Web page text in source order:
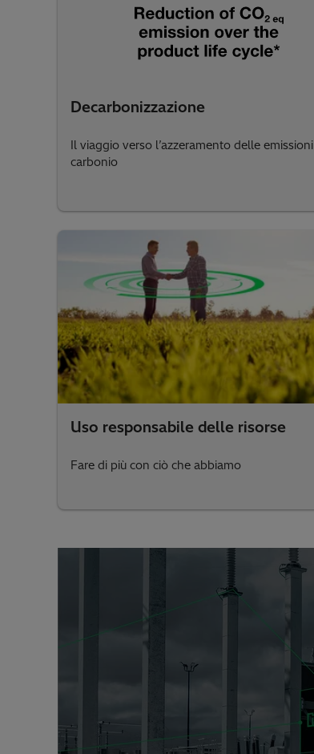
Decarbonizzazione
Il viaggio verso l’azzeramento delle
carbonio
Uso responsabile delle risorse
Fare di più con ciò che abbiamo